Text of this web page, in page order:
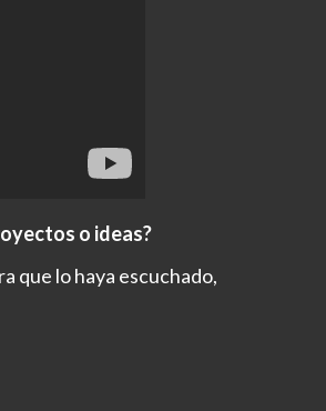
o ideas?
que lo haya escuchado,